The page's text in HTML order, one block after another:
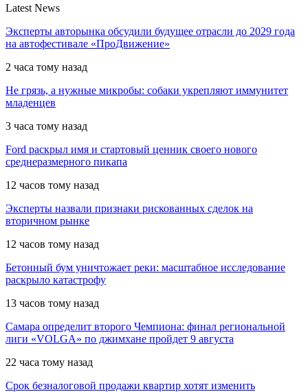
Latest News
Эксперты авторынка обсудили будущее отрасли до 2029 года
на автофестивале «ПроДвижение»
2 часа тому назад
Не грязь, а нужные микробы: собаки укрепляют иммунитет
младенцев
3 часа тому назад
Ford раскрыл имя и стартовый ценник своего нового
среднеразмерного пикапа
12 часов тому назад
Эксперты назвали признаки рискованных сделок на
вторичном рынке
12 часов тому назад
Бетонный бум уничтожает реки: масштабное исследование
раскрыло катастрофу
13 часов тому назад
Самара определит второго Чемпиона: финал региональной
лиги «VOLGA» по джимхане пройдет 9 августа
22 часа тому назад
Срок безналоговой продажи квартир хотят изменить